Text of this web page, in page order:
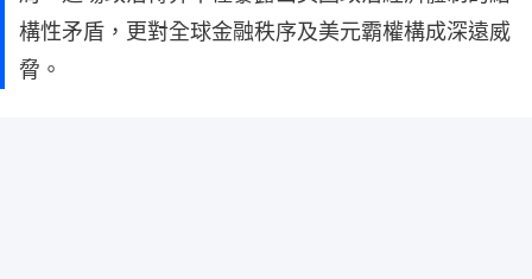
構性矛盾，更對全球金融秩序及美元霸權構成深遠威
脅。